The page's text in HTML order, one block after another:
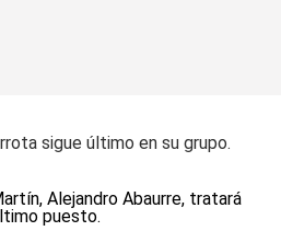
sigue último en su grupo.